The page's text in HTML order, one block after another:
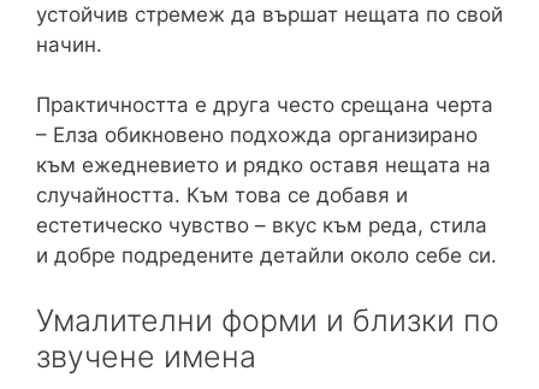
устойчив стремеж да вършат нещата по свой
начин.
Практичността е друга често срещана черта
– Елза обикновено подхожда организирано
към ежедневието и рядко оставя нещата на
случайността. Към това се добавя и
естетическо чувство – вкус към реда, стила
и добре подредените детайли около себе си.
Умалителни форми и близки по
звучене имена